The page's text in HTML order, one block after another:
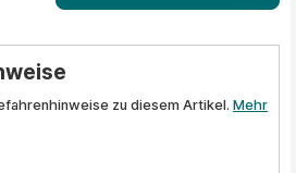
zu diesem Artikel. Mehr